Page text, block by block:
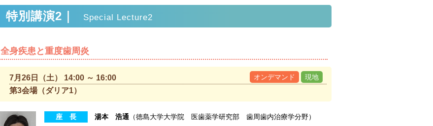
特別講演2｜ Special Lecture2
全身疾患と重度歯周炎
7月26日（土） 14:00 ～ 16:00 オンデマンド 現地
第3会場（ダリア1）
座 長 湯本 浩通 （徳島大学大学院 医歯薬学研究部 歯周歯内治療学分野）